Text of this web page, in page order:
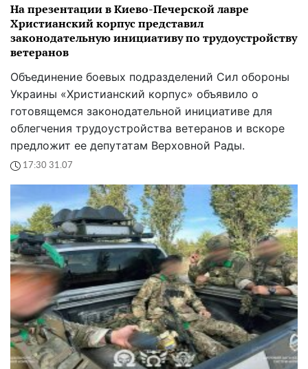
На презентации в Киево-Печерской лавре
Христианский корпус представил
законодательную инициативу по трудоустройству
ветеранов
Объединение боевых подразделений Сил обороны
Украины «Христианский корпус» объявило о
готовящемся законодательной инициативе для
облегчения трудоустройства ветеранов и вскоре
предложит ее депутатам Верховной Рады.
17:30 31.07